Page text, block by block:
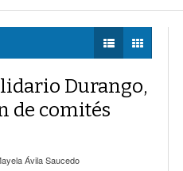
-
Vial
AND
GALLITO
horas -
11 horas -
Durango,
de comités
Ávila Saucedo